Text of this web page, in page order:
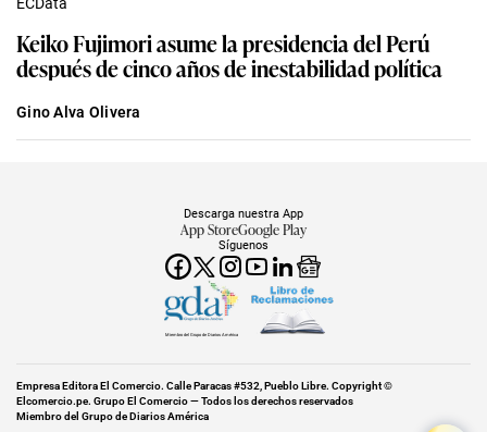
Keiko Fujimori asume la presidencia del Perú
después de cinco años de inestabilidad política
Gino Alva Olivera
Síguenos
Descarga nuestra App
App StoreGoogle Play
Miembro del Grupo de Diarios América
Empresa Editora El Comercio. Calle Paracas #532, Pueblo Libre. Copyright ©
Elcomercio.pe. Grupo El Comercio — Todos los derechos reservados
Miembro del Grupo de Diarios América